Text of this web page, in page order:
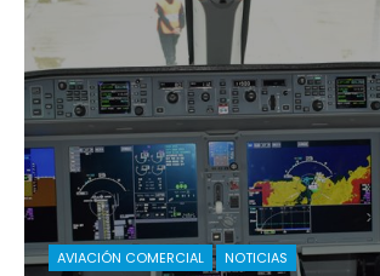
AVIACIÓN COMERCIAL NOTICIAS